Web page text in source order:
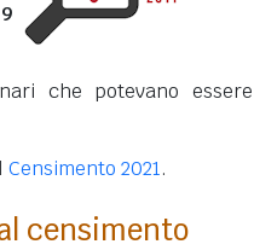
9
che potevano essere
Censimento 2021.
censimento